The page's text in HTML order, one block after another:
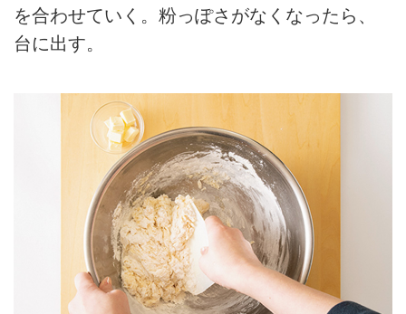
を合わせていく。粉っぽさがなくなったら、
台に出す。